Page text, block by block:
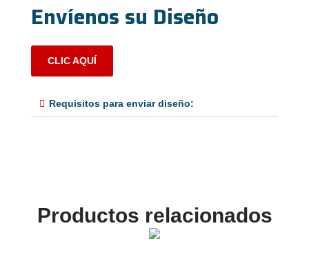
Envíenos su Diseño
CLIC AQUÍ
Requisitos para enviar diseño:
Productos relacionados